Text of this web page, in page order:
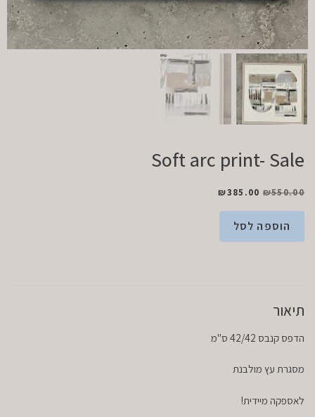
Soft arc print- Sale
₪550.00
₪385.00
הוספה לסל
תיאור
הדפס קנבס 42/42 ס"מ
מסגרת עץ מולבנת
לאספקה מיידית!